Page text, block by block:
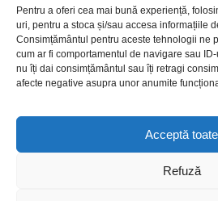
Pentru a oferi cea mai bună experiență,
uri, pentru a stoca și/sau accesa informațiile
Consimțământul pentru aceste tehnologii ne
cum ar fi comportamentul de navigare sau
nu îți dai consimțământul sau îți retragi
afecte negative asupra unor anumite
Acceptă toate
Refuză
Educație
Economia
Turism
Galerie foto